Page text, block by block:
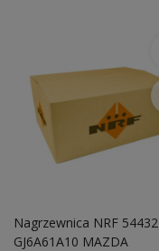
Nagrzewnica NRF 54432
GJ6A61A10 MAZDA